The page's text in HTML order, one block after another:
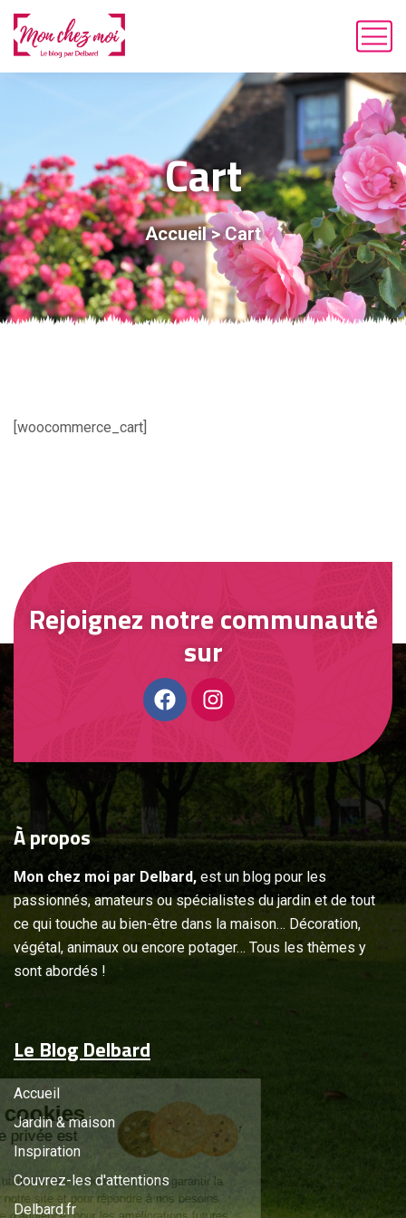
Cart
Accueil>Cart
[woocommerce_cart]
Rejoignez notre communauté
sur
Àpropos
Mon chez moi par Delbard, est un blog pour les
passionnés, amateurs ou spécialistes du jardin et de tout
ce qui touche au bien-être dans la maison… Décoration,
végétal, animaux ou encore potager… Tous les thèmes y
sont abordés !
Le Blog Delbard
Accueil
Jardin & maison
Inspiration
Couvrez-les d'attentions
Delbard.fr
Gestion des cookies
Respecter votre vie privée est
notre priorité
Nous et nos partenaires utilisons des cookies pour vous garantir la
meilleure expérience sur notre site et pour répondre à nos besoins
statistiques et de mesure d’audience, pour les améliorations futures